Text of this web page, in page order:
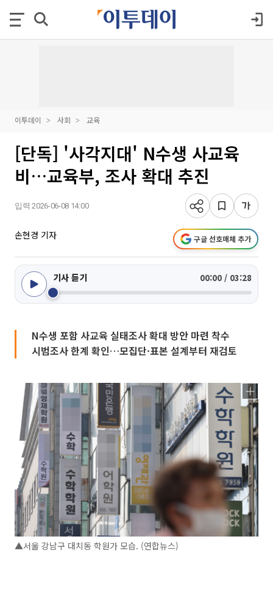
이투데이 사회 교육
[단독] '사각지대' N수생 사교육
비…교육부, 조사 확대 추진
입력 2026-06-08 14:00
손현경 기자 구글 선호매체 추가
기사 듣기 00:00 / 03:28
N수생 포함 사교육 실태조사 확대 방안 마련 착수
시범조사 한계 확인…모집단·표본 설계부터 재검토
▲서울 강남구 대치동 학원가 모습. (연합뉴스)